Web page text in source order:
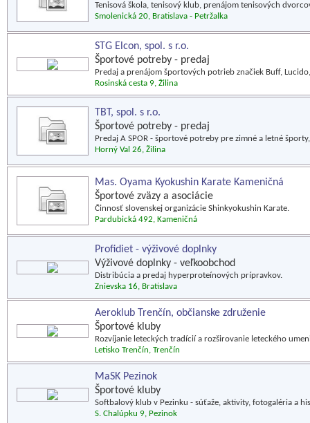
Tenisová škola, tenisový klub, prenájom tenisových
Smolenická 20, Bratislava - Petržalka
STG Elcon, spol. s r.o.
Športové potreby - predaj
Predaj a prenájom športových potrieb značiek Buff,
Rosinská cesta 9, Žilina
TBT, spol. s r.o.
Športové potreby - predaj
Predaj A SPOR - športové potreby pre zimné a letné
Horný Val 26, Žilina
Mas. Oyama Kyokushin Karate Kameničná
Športové zväzy a asociácie
Činnosť slovenskej organizácie Shinkyokushin Karate.
Pardubická 492, Kameničná
Profidiet - výživové doplnky
Výživové doplnky - veľkoobchod
Distribúcia a predaj hyperproteínových prípravkov.
Znievska 16, Bratislava
Aeroklub Trenčín, občianske združenie
Športové kluby
Rozvíjanie leteckých tradícií a rozširovanie leteckého
Letisko Trenčín, Trenčín
MaSK Pezinok
Športové kluby
Softbalový klub v Pezinku - súťaže, aktivity, fotogaléria a
S. Chalúpku 9, Pezinok